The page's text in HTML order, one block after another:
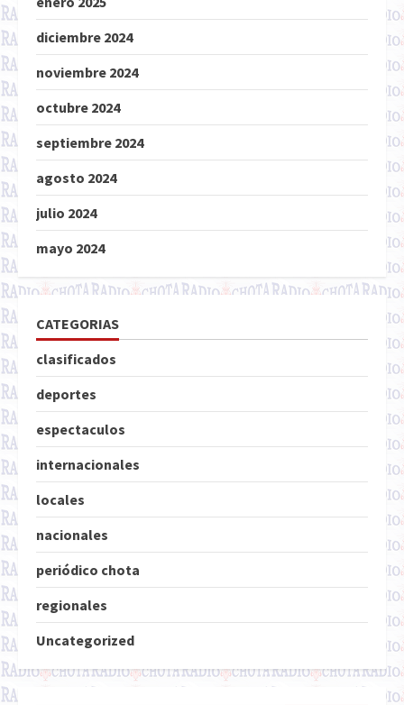
diciembre 2024
noviembre 2024
octubre 2024
septiembre 2024
agosto 2024
julio 2024
mayo 2024
CATEGORIAS
clasificados
deportes
espectaculos
internacionales
locales
nacionales
periódico chota
regionales
Uncategorized